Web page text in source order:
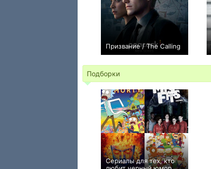
Призвание / The Calling
+9 8 228
Подборки
Сериалы для тех, кто